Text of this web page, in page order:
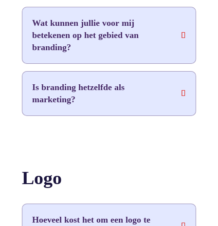
Wat kunnen jullie voor mij
betekenen op het gebied van
branding?
Is branding hetzelfde als
marketing?
Logo
Hoeveel kost het om een logo te